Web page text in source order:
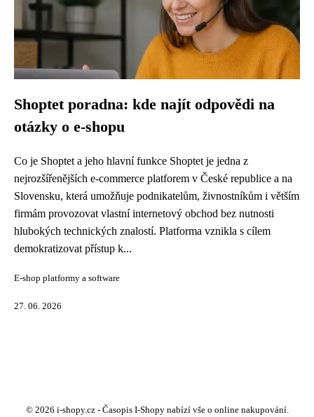
Shoptet poradna: kde najít odpovědi na
otázky o e-shopu
Co je Shoptet a jeho hlavní funkce Shoptet je jedna z
nejrozšířenějších e-commerce platforem v České republice a na
Slovensku, která umožňuje podnikatelům, živnostníkům i větším
firmám provozovat vlastní internetový obchod bez nutnosti
hlubokých technických znalostí. Platforma vznikla s cílem
demokratizovat přístup k...
E-shop platformy a software
27. 06. 2026
© 2026 i-shopy.cz - Časopis I-Shopy nabízí vše o online nakupování.